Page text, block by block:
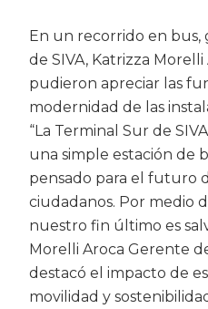
En un recorrido en
de SIVA, Katrizza Morelli
pudieron apreciar las
modernidad de las
“La Terminal Sur de
una simple estación de
pensado para el futuro
ciudadanos. Por medio
nuestro fin último es
Morelli Aroca Gerente
destacó el impacto de
movilidad y